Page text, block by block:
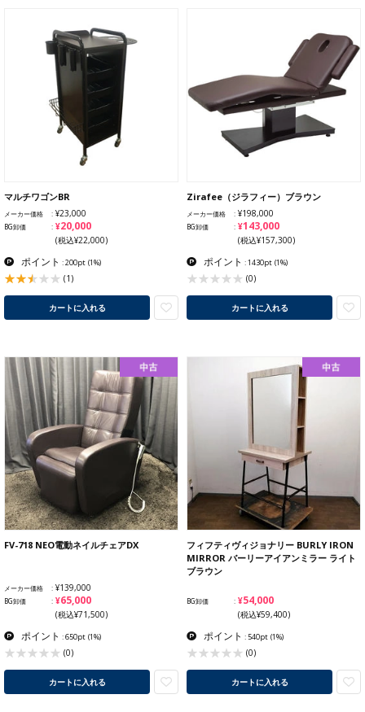
マルチワゴンBR
メーカー価格 ¥23,000
BG卸価 ¥20,000
(税込¥22,000)
ポイント : 200pt (1%)
(1)
カートに入れる
Zirafee（ジラフィー）ブラウン
メーカー価格 ¥198,000
BG卸価 ¥143,000
(税込¥157,300)
ポイント : 1430pt (1%)
(0)
カートに入れる
FV-718 NEO電動ネイルチェアDX
メーカー価格 ¥139,000
BG卸価 ¥65,000
(税込¥71,500)
ポイント : 650pt (1%)
(0)
カートに入れる
フィフティヴィジョナリー BURLY IRON
MIRROR バーリーアイアンミラー ライト
ブラウン
BG卸価 ¥54,000
(税込¥59,400)
ポイント : 540pt (1%)
(0)
カートに入れる